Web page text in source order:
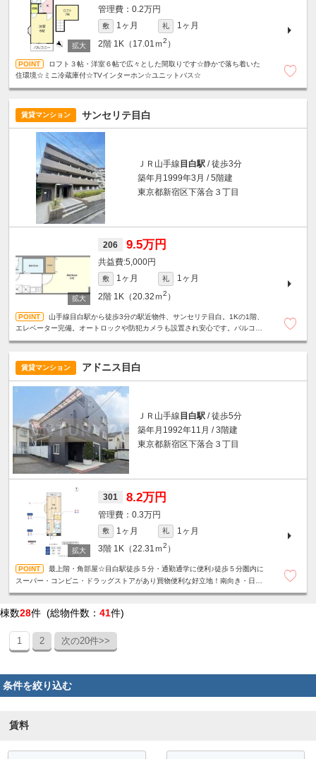
0.2万円
敷 1ヶ月 礼
1ヶ月
2階 1K（17.01ｍ2 ）
ロフト３帖・洋室６帖で広々とした間取りです☆静かで落ち着いた
住環境☆ミニ冷蔵庫付☆TVインターホン☆ユニットバス☆
賃貸マンション サンセリテ目白
ＪＲ山手線目白駅 / 徒歩3分
築年月1999年3月 / 5階建
東京都新宿区下落合３丁目
206 9.5万円
5,000円
敷 1ヶ月 礼
1ヶ月
2階 1K（20.32ｍ2 ）
山手線目白駅から徒歩3分の駅近物件、サンセリテ目白。1Kの1階、
エレベーター完備。オートロックや防犯カメラも設置され安心です。バルコニ
賃貸マンション アドニス目白
ＪＲ山手線 目白駅 / 徒歩5分
築年月1992年11月 / 3階建
東京都新宿区下落合３丁目
301 8.2万円
0.3万円
敷 1ヶ月 礼
1ヶ月
3階 1K（22.31ｍ2 ）
最上階・角部屋☆目白駅徒歩５分・通勤通学に便利♪徒歩５分圏内に
スーパー・コンビニ・ドラッグストアがあり買物便利な好立地！南向き・日当
棟数28件 (総物件数： 41件)
1 2 次の20件>>
条件を絞り込む
賃料